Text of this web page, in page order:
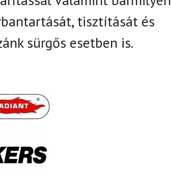
tisztítását és
sürgős esetben is.